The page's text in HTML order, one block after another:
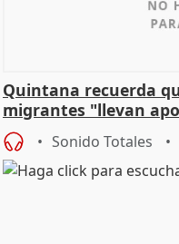
Quintana recuerda
migrantes "llevan
central
Sonido Totales